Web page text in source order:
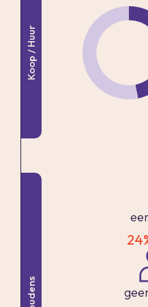
en prettige
Bij binnenkomst in het
een ruime hal met
met schuifdeuren, de
wit/antraciet betegeld
balkonzijde en biedt
tweede slaapkamer
de achterzijde en kijkt
Vlaardingse Vaart.
voorzien van een
zorgt voor veel
Koop / Huur